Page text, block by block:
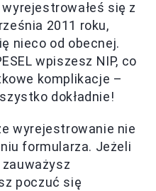
się z
2011 roku,
nieco od obecnej.
wpiszesz NIP, co
komplikacje –
dokładnie!
wyrejestrowanie nie
formularza. Jeżeli
zauważysz
poczuć się